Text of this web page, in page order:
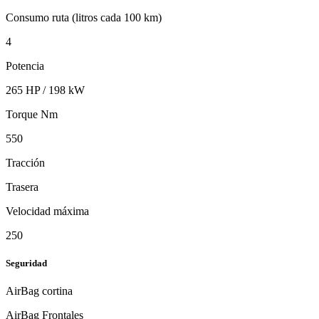
Consumo ruta (litros cada 100 km)
4
Potencia
265 HP / 198 kW
Torque Nm
550
Tracción
Trasera
Velocidad máxima
250
Seguridad
AirBag cortina
AirBag Frontales